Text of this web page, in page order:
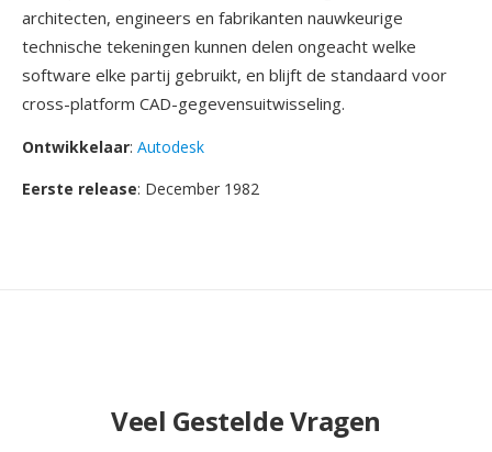
architecten, engineers en fabrikanten nauwkeurige
technische tekeningen kunnen delen ongeacht welke
software elke partij gebruikt, en blijft de standaard voor
cross-platform CAD-gegevensuitwisseling.
Ontwikkelaar: Autodesk
Eerste release: December 1982
Veel Gestelde Vragen